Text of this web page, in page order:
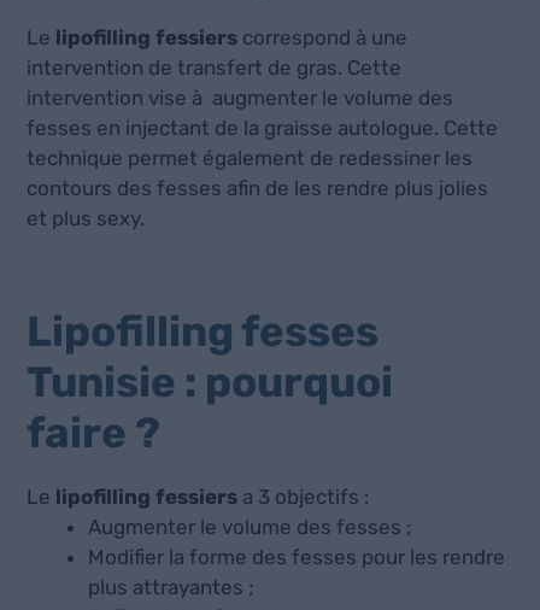
Le lipofilling fessiers correspond à une
intervention de transfert de gras. Cette
intervention vise à augmenter le volume des
fesses en injectant de la graisse autologue. Cette
technique permet également de redessiner les
contours des fesses afin de les rendre plus jolies
et plus sexy.
Lipofilling fesses
Tunisie : pourquoi
faire ?
Le lipofilling fessiers a 3 objectifs :
Augmenter le volume des fesses ;
Modifier la forme des fesses pour les rendre
plus attrayantes ;